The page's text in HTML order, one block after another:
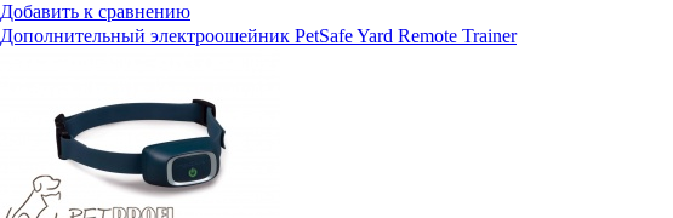
Добавить к сравнению
Дополнительный электроошейник PetSafe Yard Remote Trainer